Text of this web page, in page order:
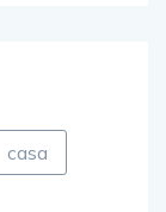
casa